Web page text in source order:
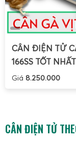
CÂN ĐIỆN TỬ
166SS TỐT
Giá 8.250.000
CÂN ĐIỆN TỬ